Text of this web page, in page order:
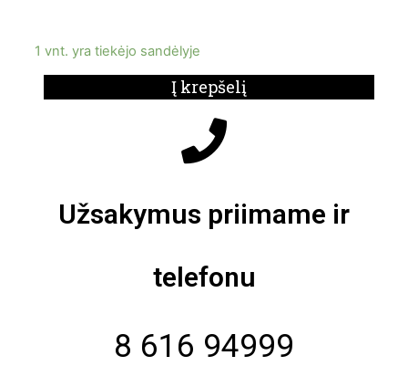
1 vnt. yra tiekėjo sandėlyje
Į krepšelį
Užsakymus priimame ir
telefonu
8 616 94999